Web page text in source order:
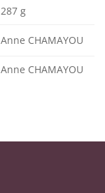
287 g
Anne CHAMAYOU
Anne CHAMAYOU